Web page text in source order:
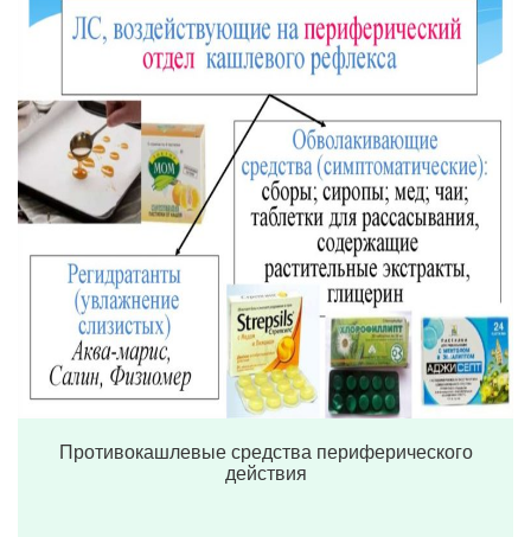
Противокашлевые средства периферического
действия